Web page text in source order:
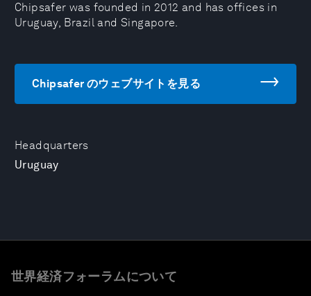
Headquarters
Uruguay
Chipsafer was founded in 2012 and has offices in
Uruguay, Brazil and Singapore.
Chipsafer のウェブサイトを見る
世界経済フォーラムについて